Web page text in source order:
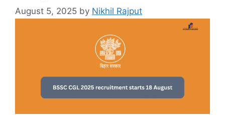
August 5, 2025 by Nikhil Rajput